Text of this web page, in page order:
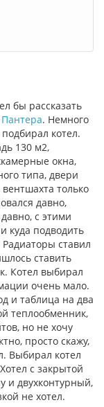
бы рассказать
. Немного
котел.
130 м2,
окна,
типа, двери
только
давно,
с этими
куда подводить
Радиаторы ставил
ставить
Котел выбирал
очень мало.
и таблица на два
теплообменник,
но не хочу
просто скажу,
Выбирал котел
с закрытой
и двухконтурный,
не хотел.